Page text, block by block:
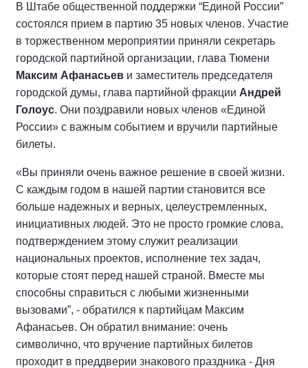
В Штабе общественной поддержки “Единой России”
состоялся прием в партию 35 новых членов. Участие
в торжественном мероприятии приняли секретарь
городской партийной организации, глава Тюмени
Максим Афанасьев и заместитель председателя
городской думы, глава партийной фракции Андрей
Голоус. Они поздравили новых членов «Единой
России» с важным событием и вручили партийные
билеты.
«Вы приняли очень важное решение в своей жизни.
С каждым годом в нашей партии становится все
больше надежных и верных, целеустремленных,
инициативных людей. Это не просто громкие слова,
подтверждением этому служит реализации
национальных проектов, исполнение тех задач,
которые стоят перед нашей страной. Вместе мы
способны справиться с любыми жизненными
вызовами”, - обратился к партийцам Максим
Афанасьев. Он обратил внимание: очень
символично, что вручение партийных билетов
проходит в преддверии знакового праздника - Дня